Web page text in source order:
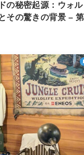
の秘密起源：ウォ
その驚きの背景 –